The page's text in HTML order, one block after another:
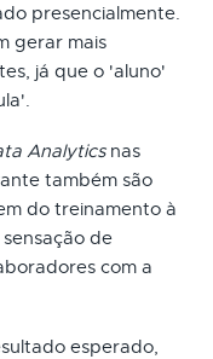
presencialmente.
gerar mais
já que o 'aluno'
Analyticsnas
também são
do treinamento à
de
com a
esperado,